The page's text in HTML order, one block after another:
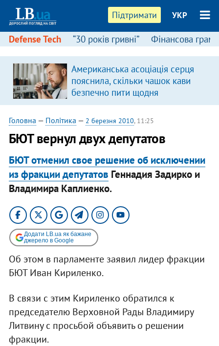
Підтримати УКР
Defense Tech “30 років гривні” Фінансова
Американська асоціація серця
пояснила, скільки чашок кави
безпечно пити щодня
Головна — Політика — 2 березня 2010, 11:25
БЮТ вернул двух депутатов
БЮТ отменил свое решение об исключении
из фракции депутатов Геннадия Задирко и
Владимира Каплиенко.
Додати LB.ua як бажане
джерело в Google
Об этом в парламенте заявил лидер фракции
БЮТ Иван Кириленко.
В связи с этим Кириленко обратился к
председателю Верховной Рады Владимиру
Литвину с просьбой объявить о решении
фракции.